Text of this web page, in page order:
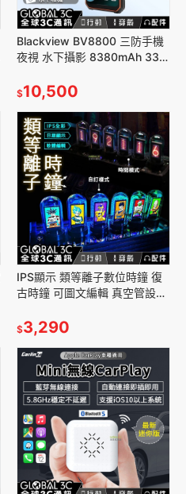
Blackview BV8800 三防手機
夜視 水下攝影 8380mAh 33W
$10,500
IPS顯示 類等離子數位時鐘 復
古時鐘 可圖文編輯 真空管設計
$3,290